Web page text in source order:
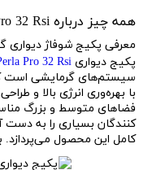
همه چیز درباره 32 Rsi
معرفی پکیج شوفاژ دیواری
پکیج دیواری Pro 32 Rsi
سیستم‌های گرمایشی است
با بهره‌وری انرژی بالا و
فضاهای متوسط و بزرگ
کنندگان بسیاری را به دست
کامل این محصول می‌پردازد.